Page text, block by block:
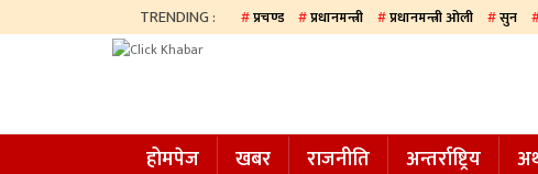
TRENDING : प्रचण्ड प्रधानमन्त्री प्रधानमन्त्री ओली सुन
खबर
होमपेज खबर राजनीति अन्तर्राष्ट्रिय